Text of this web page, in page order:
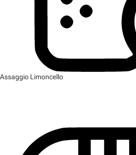
Assaggio Limoncello